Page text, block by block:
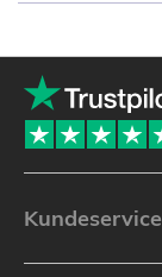
Kundeservice